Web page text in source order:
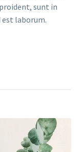
sunt in
laborum.